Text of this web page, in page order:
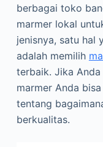
berbagai toko
marmer lokal
jenisnya, satu hal
adalah memilih
terbaik. Jika
marmer Anda
tentang
berkualitas.